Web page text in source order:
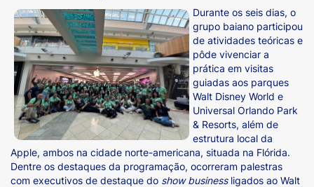
Durante os seis dias, o
grupo baiano participou
de atividades teóricas e
pôde vivenciar a
prática em visitas
guiadas aos parques
Walt Disney World e
Universal Orlando Park
& Resorts, além de
estrutura local da
Apple, ambos na cidade norte-americana, situada na Flórida.
Dentre os destaques da programação, ocorreram palestras
com executivos de destaque do show businessligados ao Walt